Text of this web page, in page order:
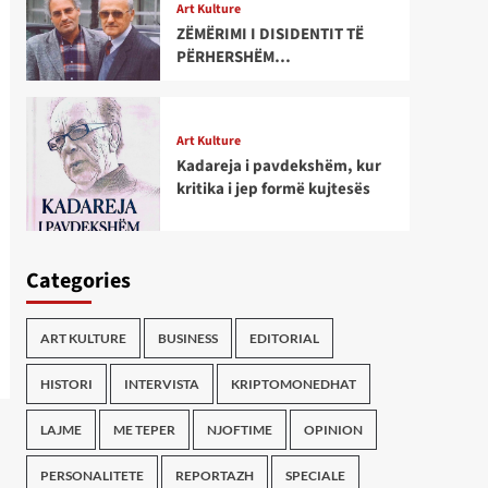
Art Kulture
ZËMËRIMI I DISIDENTIT TË
PËRHERSHËM…
Art Kulture
Kadareja i pavdekshëm, kur
kritika i jep formë kujtesës
Categories
ART KULTURE BUSINESS EDITORIAL
HISTORI INTERVISTA KRIPTOMONEDHAT
LAJME ME TEPER NJOFTIME OPINION
PERSONALITETE REPORTAZH SPECIALE